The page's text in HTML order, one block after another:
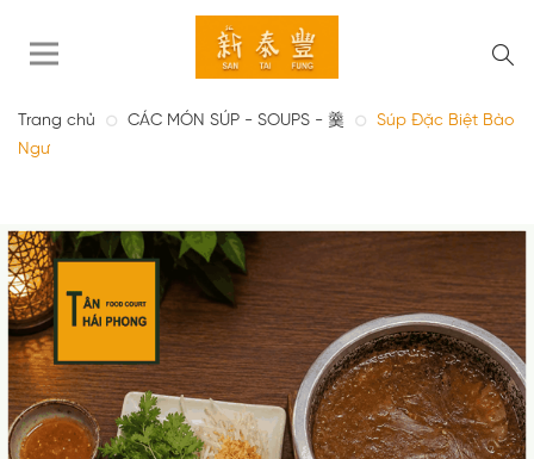
Trang chủ CÁC MÓN SÚP - SOUPS - 羹
Súp Đặc Biệt Bào
Ngư